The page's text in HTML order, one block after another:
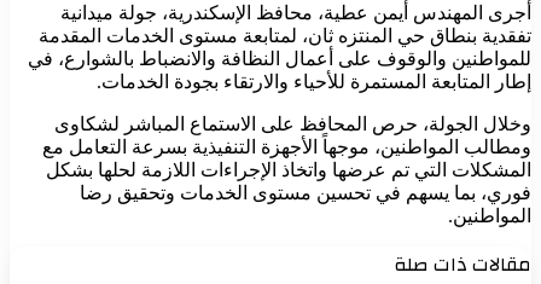
أجرى المهندس أيمن عطية، محافظ الإسكندرية، جولة ميدانية
تفقدية بنطاق حي المنتزه ثان، لمتابعة مستوى الخدمات المقدمة
للمواطنين والوقوف على أعمال النظافة والانضباط بالشوارع، في
إطار المتابعة المستمرة للأحياء والارتقاء بجودة الخدمات.
وخلال الجولة، حرص المحافظ على الاستماع المباشر لشكاوى
ومطالب المواطنين، موجهاً الأجهزة التنفيذية بسرعة التعامل مع
المشكلات التي تم عرضها واتخاذ الإجراءات اللازمة لحلها بشكل
فوري، بما يسهم في تحسين مستوى الخدمات وتحقيق رضا
المواطنين.
مقالات ذات صلة